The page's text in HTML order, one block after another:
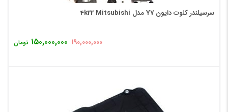
سرسیلندر کلوت دایون Y7 مدل 4k22 Mitsubishi
۱۹۰,۰۰۰,۰۰۰ ۱۵۰,۰۰۰,۰۰۰ تومان